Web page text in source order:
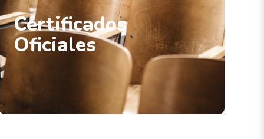
Certificados
Oficiales